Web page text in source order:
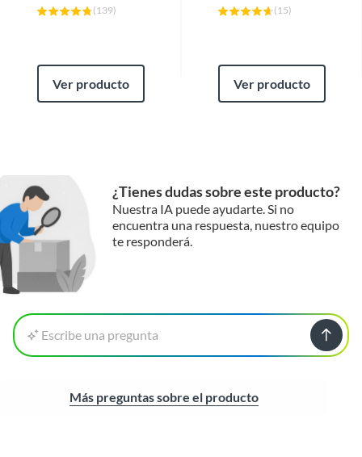
( 139)
Ver producto
( 15)
Ver producto
¿Tienes dudas sobre este producto?
Nuestra IA puede ayudarte. Si no
encuentra una respuesta, nuestro equipo
te responderá.
Escribe una pregunta
Más preguntas sobre el producto